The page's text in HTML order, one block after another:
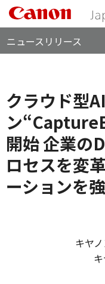
ーニュースリリース
クラウド型
ン
開始 企業の
ロセスを変
ーションを
キヤ